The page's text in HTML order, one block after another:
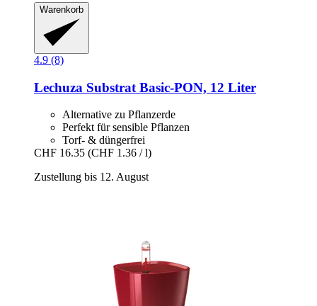
Warenkorb
4.9 (8)
Lechuza Substrat Basic-​PON, 12 Liter
Alternative zu Pflanzerde
Perfekt für sensible Pflanzen
Torf- & düngerfrei
CHF 16.35 (CHF 1.36 / l)
Zustellung bis 12. August